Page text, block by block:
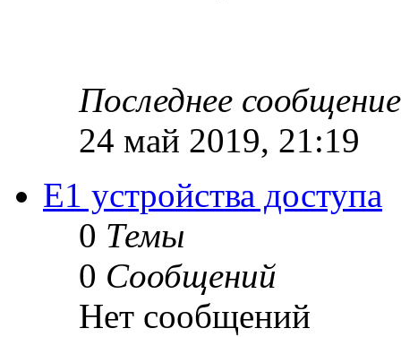
Последнее сообщение
24 май 2019, 21:19
Е1 устройства доступа
0 Темы
0 Сообщений
Нет сообщений